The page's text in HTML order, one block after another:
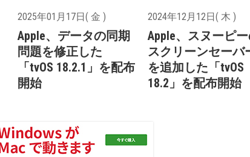
2025年01月17日( 金 )
Apple、データの同期
問題を修正した
「tvOS 18.2.1」を配布
開始
2024年12月12日( 木 )
Apple、スヌーピ
スクリーンセーバ
を追加した「tvOS
18.2」を配布開始